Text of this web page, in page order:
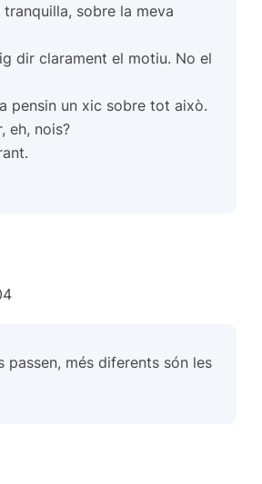
sobre la meva
dir clarament el motiu. No el
pensin un xic sobre tot això.
eh, nois?
passen, més diferents són les